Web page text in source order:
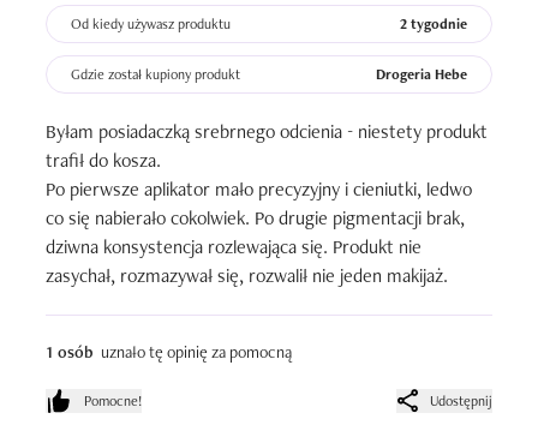
Od kiedy używasz produktu 2 tygodnie
Gdzie został kupiony produkt Drogeria Hebe
Byłam posiadaczką srebrnego odcienia - niestety produkt
trafił do kosza.
Po pierwsze aplikator mało precyzyjny i cieniutki, ledwo
co się nabierało cokolwiek. Po drugie pigmentacji brak,
dziwna konsystencja rozlewająca się. Produkt nie
zasychał, rozmazywał się, rozwalił nie jeden makijaż.
1 osób uznało tę opinię za pomocną
Pomocne! Udostępnij